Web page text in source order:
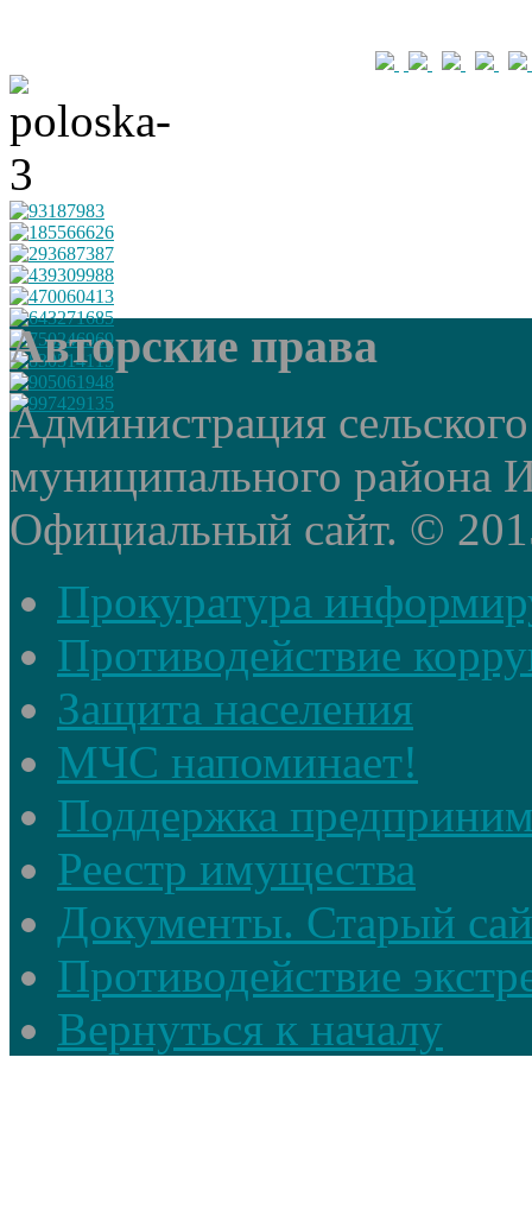
Авторские права
Администрация
муниципального района
Официальный сайт. ©
Прокуратура
Противодействие
Защита населения
МЧС напоминает!
Поддержка
Реестр имущества
Документы. Старый
Противодействие
Вернуться к началу